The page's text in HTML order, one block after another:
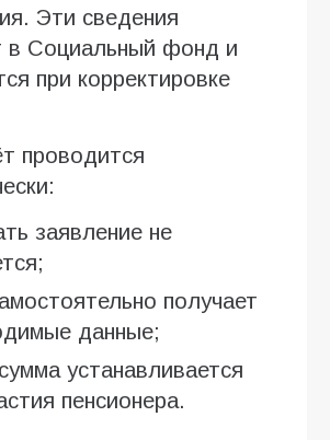
Эти сведения
в Социальный фонд и
при корректировке
проводится
заявление не
получает
данные;
устанавливается
пенсионера.